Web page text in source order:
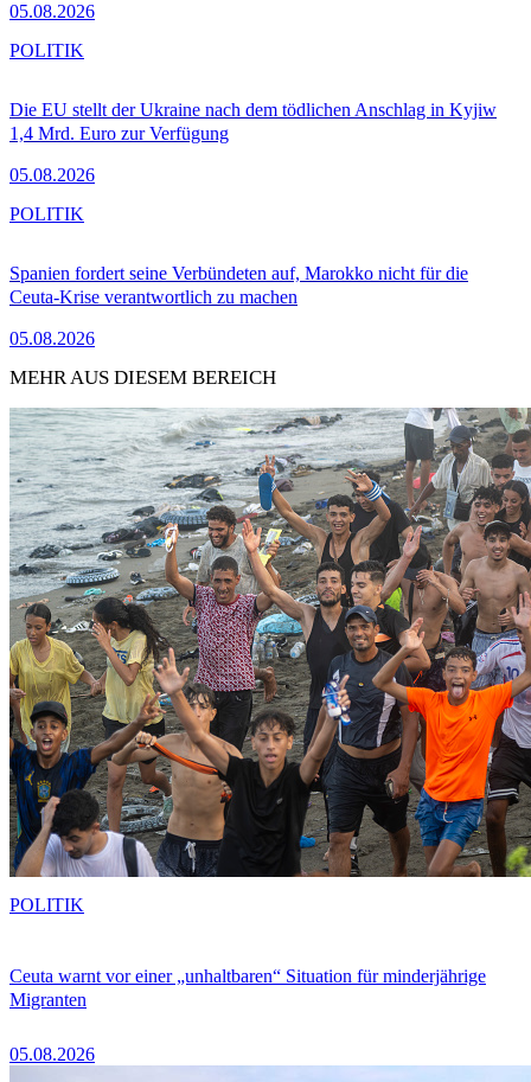
05.08.2026
Die EU stellt der Ukraine nach dem tödlichen Anschlag in Kyjiw
1,4 Mrd. Euro zur Verfügung
05.08.2026
POLITIK
Spanien fordert seine Verbündeten auf, Marokko nicht für die
Ceuta-Krise verantwortlich zu machen
05.08.2026
POLITIK
MEHR AUS DIESEM BEREICH
Ceuta warnt vor einer „unhaltbaren“ Situation für minderjährige
Migranten
05.08.2026
POLITIK